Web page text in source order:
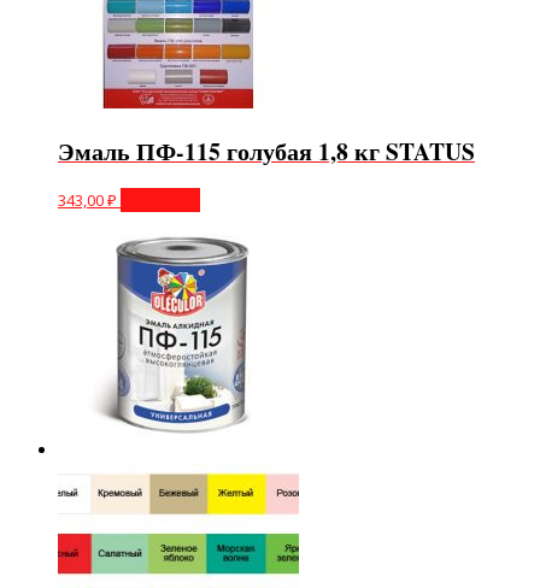
Эмаль ПФ-115 голубая 1,8 кг STATUS
343,00₽